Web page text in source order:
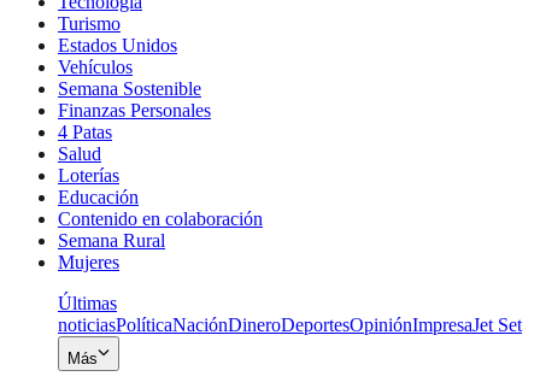
Turismo
Estados Unidos
Vehículos
Semana Sostenible
Finanzas Personales
4 Patas
Salud
Loterías
Educación
Contenido en colaboración
Semana Rural
Mujeres
Últimas
noticiasPolíticaNaciónDineroDeportesOpiniónImpresaJet Set
Más